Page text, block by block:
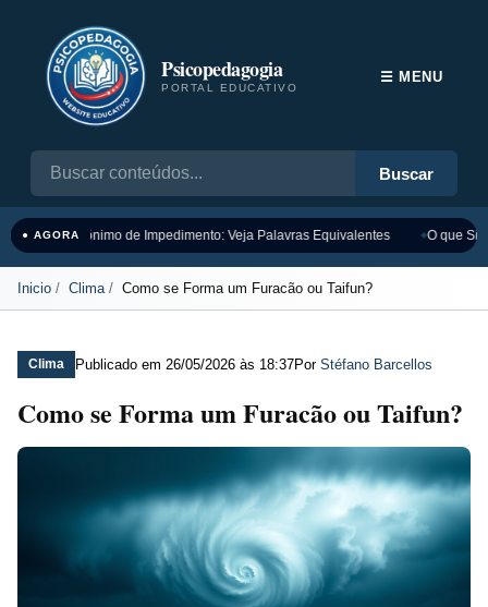
Psicopedagogia
PORTAL EDUCATIVO
Buscar
☰ MENU
● AGORASinônimo de Impedimento: Veja Palavras Equivalentes O que
Inicio Clima Como se Forma um Furacão ou Taifun?
Clima Publicado em 26/05/2026 às 18:37Por Stéfano Barcellos
Como se Forma um Furacão ou Taifun?